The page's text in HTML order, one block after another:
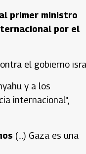
primer ministro
por el
el gobierno
y a los
internacional",
(…) Gaza es una